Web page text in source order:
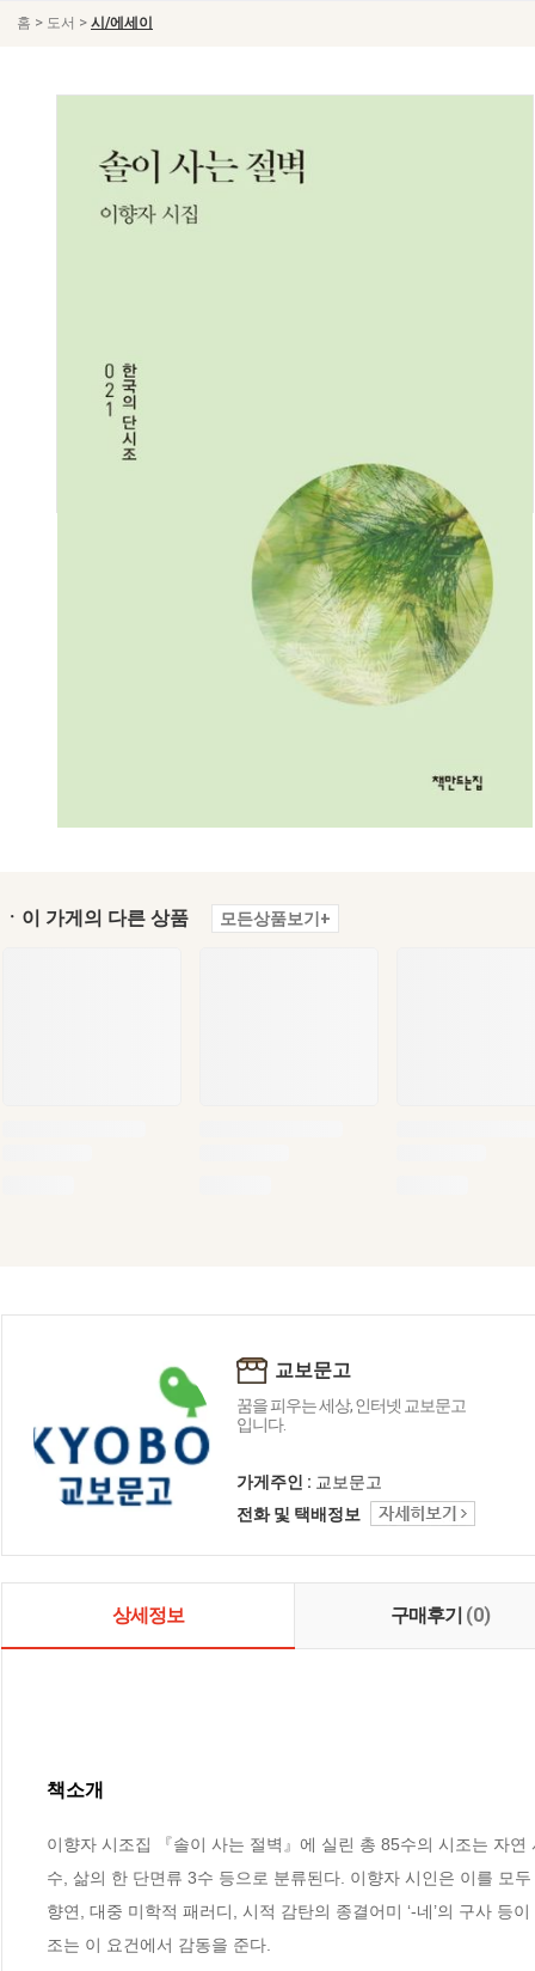
홈 > 도서 > 시/에세이
ㆍ이 가게의 다른 상품 모든상품보기+
교보문고
꿈을 피우는 세상, 인터넷 교보문고
입니다.
가게주인 : 교보문고
전화 및 택배정보
상세정보 구매후기 (0)
책소개
이향자 시조집 『솔이 사는 절벽』에 실린 총 85수의 시조는 자
수, 삶의 한 단면류 3수 등으로 분류된다. 이향자 시인은 이를 모
향연, 대중 미학적 패러디, 시적 감탄의 종결어미 ‘-네’의 구사 등
조는 이 요건에서 감동을 준다.